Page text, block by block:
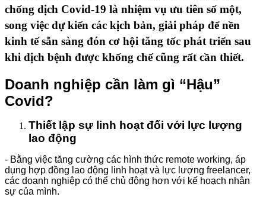
chống dịch Covid-19 là nhiệm vụ ưu tiên số một,
song việc dự kiến các kịch bản, giải pháp để nền
kinh tế sẵn sàng đón cơ hội tăng tốc phát triển sau
khi dịch bệnh được khống chế cũng rất cần thiết.
Doanh nghiệp cần làm gì “Hậu”
Covid?
Thiết lập sự linh hoạt đối với lực lượng
lao động
- Bằng việc tăng cường các hình thức remote working, áp
dụng hợp đồng lao động linh hoạt và lực lượng freelancer,
các doanh nghiệp có thể chủ động hơn với kế hoạch nhân
sự của mình.